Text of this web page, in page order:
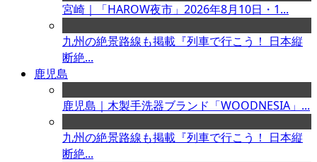
宮崎｜「HAROW夜市」2026年8月10日・1...
九州の絶景路線も掲載『列車で行こう！ 日本縦
断絶...
鹿児島
鹿児島｜木製手洗器ブランド「WOODNESIA」...
九州の絶景路線も掲載『列車で行こう！ 日本縦
断絶...